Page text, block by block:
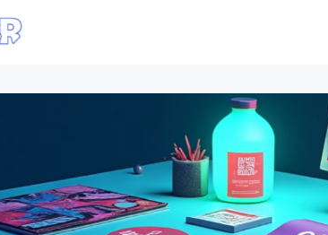
F.A.Q - Radar RenovaBR 2026